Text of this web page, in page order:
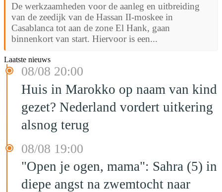
De werkzaamheden voor de aanleg en uitbreiding
van de zeedijk van de Hassan II-moskee in
Casablanca tot aan de zone El Hank, gaan
binnenkort van start. Hiervoor is een...
Laatste nieuws
08/08 20:00
Huis in Marokko op naam van kind
gezet? Nederland vordert uitkering
alsnog terug
08/08 19:00
"Open je ogen, mama": Sahra (5) in
diepe angst na zwemtocht naar